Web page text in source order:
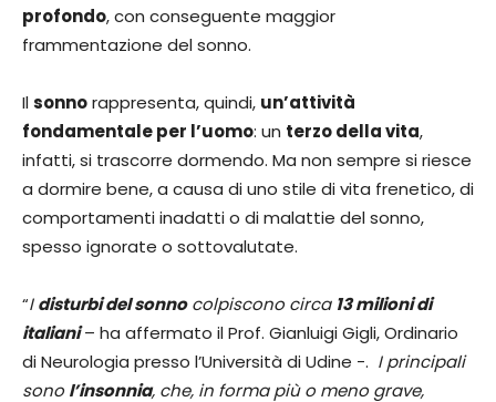
profondo, con conseguente maggior
frammentazione del sonno.
Ilsonnorappresenta, quindi, un’attività
fondamentale per l’uomo: un terzo della vita,
infatti, si trascorre dormendo. Ma non sempre si riesce
a dormire bene, a causa di uno stile di vita frenetico, di
comportamenti inadatti o di malattie del sonno,
spesso ignorate o sottovalutate.
“Idisturbi del sonnocolpiscono circa 13 milioni di
italiani– ha affermato il Prof. Gianluigi Gigli, Ordinario
di Neurologia presso l’Università di Udine -. I principali
sonol’insonnia, che, in forma più o meno grave,